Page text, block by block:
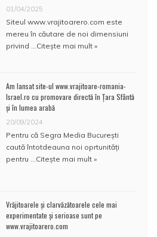
01/04/2025
Siteul www.vrajitoarero.com este
mereu în căutare de noi dimensiuni
privind … Citește mai mult »
Am lansat site-ul www.vrajitoare-romania-
Israel.ro cu promovare directă în Țara Sfântă
și în lumea arabă
20/09/2024
Pentru că Segra Media București
caută întotdeauna noi oprtunități
pentru … Citește mai mult »
Vrăjitoarele și clarvăzătoarele cele mai
experimentate și serioase sunt pe
www.vrajitoarero.com